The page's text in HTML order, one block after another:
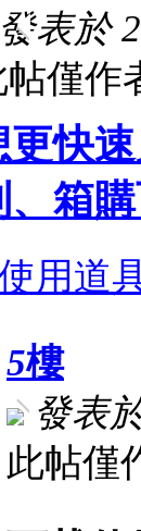
發表於
帖僅作
更快
、箱
用道
5樓
發表
此帖僅